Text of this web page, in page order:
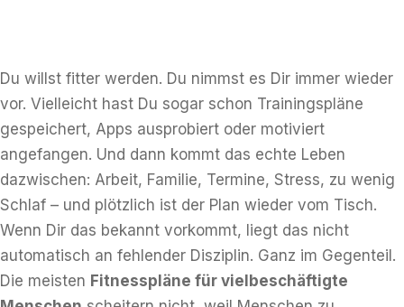
Du willst fitter werden. Du nimmst es Dir immer wieder
vor. Vielleicht hast Du sogar schon Trainingspläne
gespeichert, Apps ausprobiert oder motiviert
angefangen. Und dann kommt das echte Leben
dazwischen: Arbeit, Familie, Termine, Stress, zu wenig
Schlaf – und plötzlich ist der Plan wieder vom Tisch.
Wenn Dir das bekannt vorkommt, liegt das nicht
automatisch an fehlender Disziplin. Ganz im Gegenteil.
Die meisten Fitnesspläne für vielbeschäftigte